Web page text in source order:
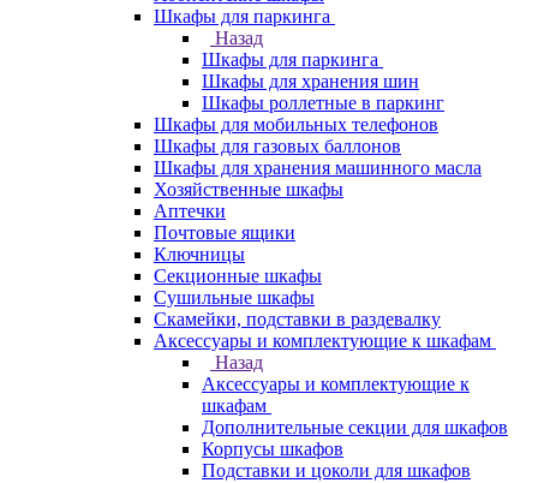
Шкафы для паркинга
Назад
Шкафы для паркинга
Шкафы для хранения шин
Шкафы роллетные в паркинг
Шкафы для мобильных телефонов
Шкафы для газовых баллонов
Шкафы для хранения машинного масла
Хозяйственные шкафы
Аптечки
Почтовые ящики
Ключницы
Секционные шкафы
Сушильные шкафы
Скамейки, подставки в раздевалку
Аксессуары и комплектующие к шкафам
Назад
Аксессуары и комплектующие к
шкафам
Дополнительные секции для шкафов
Корпусы шкафов
Подставки и цоколи для шкафов